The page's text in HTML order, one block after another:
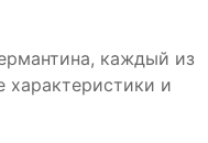
каждый из
характеристики и